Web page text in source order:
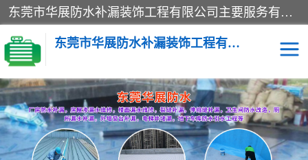
东莞市华展防水补漏装饰工程有限公司主要服务有：东莞防水补漏，东莞厂房防水补漏，东莞房屋渗漏水维修，楼面漏水维修，裂缝补漏，伸缩缝补漏，卫生间防水改造，厕所漏水补漏，外墙窗台补漏，电梯井堵漏，地下车库防水引水工程等
东莞市华展防水补漏装饰工程有限公司
楼面防水补漏 外墙防水补漏
阳台卫生间防水补漏 地下室防水补漏